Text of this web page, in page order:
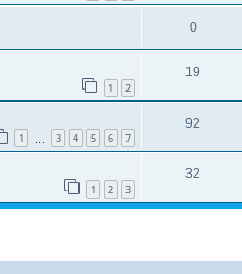
0
1 2
19
1 3 4 5 6 7
92
1 2 3
32